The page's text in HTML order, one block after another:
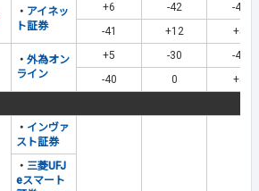
・ アイネッ
ト証券
+6 -42
-40
-41
+12 +5
・ 外為オン
ライン
+5 -30
-40
-40
0
+5
・ インヴァ
スト証券
・ 三菱UFJ
eスマート